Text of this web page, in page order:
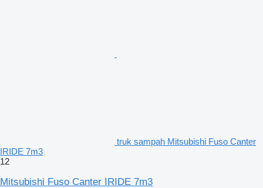
truk sampah Mitsubishi Fuso Canter
IRIDE 7m3
12
Mitsubishi Fuso Canter IRIDE 7m3